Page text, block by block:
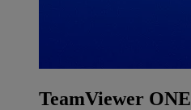
TeamViewer ONE